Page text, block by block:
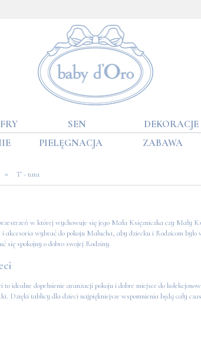
SEN DEKORACJE
PIELĘGNACJA ZABAWA
» T - tata
w której wychowuje się jego Mała Księzniczka czy Mały
i akcesoria wybrać do pokoju Malucha, aby dziecku i Rodzicom
się spokojny o dobro swojej Rodziny.
to idealne dopełnienie aranżacji pokoju i dobre miejsce do
Dzięki tablicy dla dzieci najpiękniejsze wspomnienia będą cały